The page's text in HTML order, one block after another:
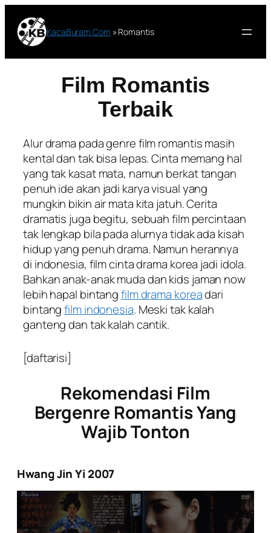
konten
KacaBuram.Com » Romantis
Film Romantis
Terbaik
Alur drama pada genre film romantis masih
kental dan tak bisa lepas. Cinta memang hal
yang tak kasat mata, namun berkat tangan
penuh ide akan jadi karya visual yang
mungkin bikin air mata kita jatuh. Cerita
dramatis juga begitu, sebuah film percintaan
tak lengkap bila pada alurnya tidak ada kisah
hidup yang penuh drama. Namun herannya
di indonesia, film cinta drama korea jadi idola.
Bahkan anak-anak muda dan kids jaman now
lebih hapal bintangfilm drama koreadari
bintangfilm indonesia. Meski tak kalah
ganteng dan tak kalah cantik.
[daftarisi]
Rekomendasi Film
Bergenre Romantis Yang
Wajib Tonton
Hwang Jin Yi 2007